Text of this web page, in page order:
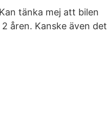
tänka mej att bilen
åren. Kanske även det